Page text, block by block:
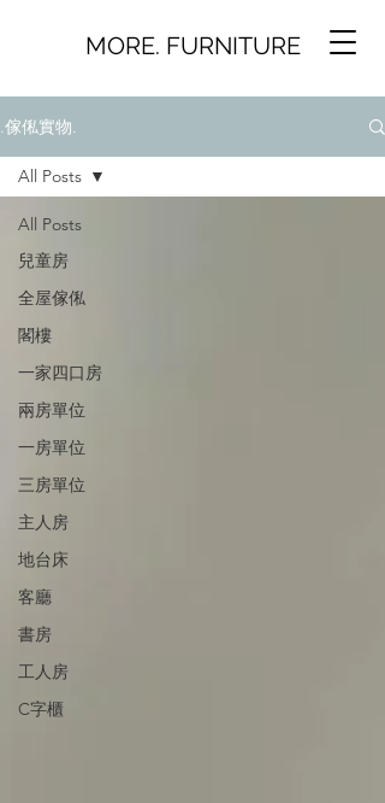
MORE. FURNITURE
.傢俬實物.
All Posts
兒童房
全屋傢俬
閣樓
一家四口房
兩房單位
一房單位
三房單位
主人房
地台床
客廳
書房
工人房
C字櫃
All Posts